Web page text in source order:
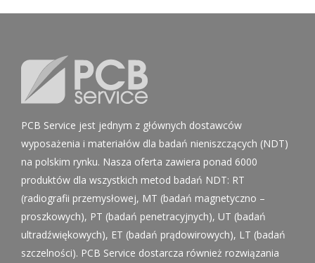
PCB Service jest jednym z głównych dostawców
wyposażenia i materiałów dla badań nieniszczących (NDT)
na polskim rynku. Nasza oferta zawiera ponad 6000
produktów dla wszystkich metod badań NDT: RT
(radiografii przemysłowej, MT (badań magnetyczno –
proszkowych), PT (badań penetracyjnych), UT (badań
ultradźwiękowych), ET (badań prądowirowych), LT (badań
szczelności). PCB Service dostarcza również rozwiązania